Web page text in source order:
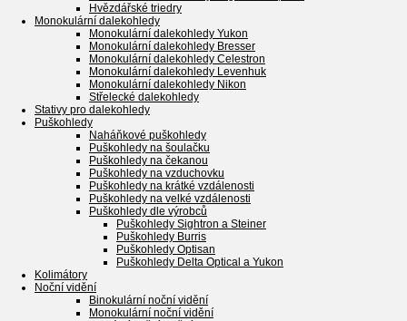
Hvězdářské triedry
Monokulární dalekohledy
Monokulární dalekohledy Yukon
Monokulární dalekohledy Bresser
Monokulární dalekohledy Celestron
Monokulární dalekohledy Levenhuk
Monokulární dalekohledy Nikon
Střelecké dalekohledy
Stativy pro dalekohledy
Puškohledy
Naháňkové puškohledy
Puškohledy na šoulačku
Puškohledy na čekanou
Puškohledy na vzduchovku
Puškohledy na krátké vzdálenosti
Puškohledy na velké vzdálenosti
Puškohledy dle výrobců
Puškohledy Sightron a Steiner
Puškohledy Burris
Puškohledy Optisan
Puškohledy Delta Optical a Yukon
Kolimátory
Noční vidění
Binokulární noční vidění
Monokulární noční vidění